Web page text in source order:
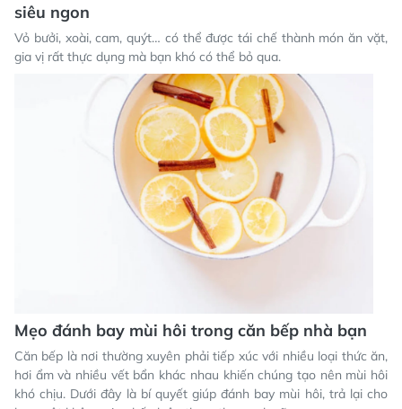
siêu ngon
Vỏ bưởi, xoài, cam, quýt… có thể được tái chế thành món ăn vặt,
gia vị rất thực dụng mà bạn khó có thể bỏ qua.
Mẹo đánh bay mùi hôi trong căn bếp nhà bạn
Căn bếp là nơi thường xuyên phải tiếp xúc với nhiều loại thức ăn,
hơi ẩm và nhiều vết bẩn khác nhau khiến chúng tạo nên mùi hôi
khó chịu. Dưới đây là bí quyết giúp đánh bay mùi hôi, trả lại cho